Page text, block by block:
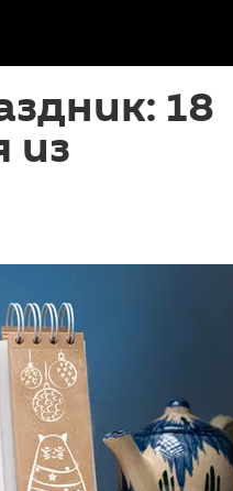
18
из